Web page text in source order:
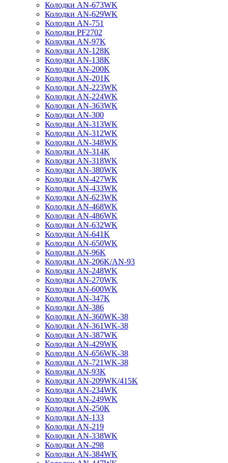
Колодки AN-673WK
Колодки AN-629WK
Колодки AN-751
Колодки PF2702
Колодки AN-97K
Колодки AN-128K
Колодки AN-138K
Колодки AN-200K
Колодки AN-201K
Колодки AN-223WK
Колодки AN-224WK
Колодки AN-363WK
Колодки AN-300
Колодки AN-313WK
Колодки AN-312WK
Колодки AN-348WK
Колодки AN-314K
Колодки AN-318WK
Колодки AN-380WK
Колодки AN-427WK
Колодки AN-433WK
Колодки AN-623WK
Колодки AN-468WK
Колодки AN-486WK
Колодки AN-632WK
Колодки AN-641K
Колодки AN-650WK
Колодки AN-96K
Колодки AN-206K/AN-93
Колодки AN-248WK
Колодки AN-270WK
Колодки AN-600WK
Колодки AN-347K
Колодки AN-386
Колодки AN-360WK-38
Колодки AN-361WK-38
Колодки AN-387WK
Колодки AN-429WK
Колодки AN-656WK-38
Колодки AN-721WK-38
Колодки AN-93K
Колодки AN-209WK/415K
Колодки AN-234WK
Колодки AN-249WK
Колодки AN-250K
Колодки AN-133
Колодки AN-219
Колодки AN-338WK
Колодки AN-298
Колодки AN-384WK